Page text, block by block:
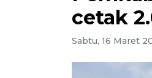
cetak
Sabtu, 16 Maret